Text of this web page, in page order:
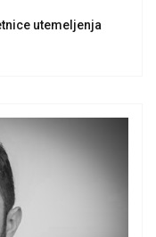
utemeljenja